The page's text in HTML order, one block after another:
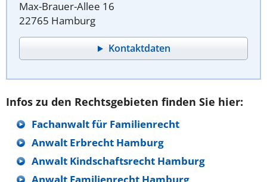
Max-Brauer-Allee 16
22765 Hamburg
Kontaktdaten
Infos zu den Rechtsgebieten finden Sie hier:
Fachanwalt für Familienrecht
Anwalt Erbrecht Hamburg
Anwalt Kindschaftsrecht Hamburg